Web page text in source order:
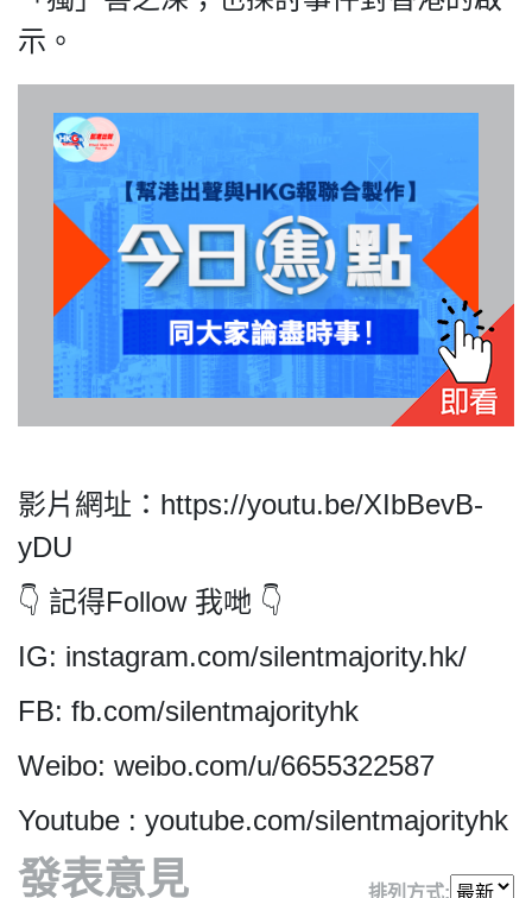
登記支持
聯絡我們
私
隱
政
策
及
責
聲
明
©
Silent
For
示。
影片網址：https://youtu.be/XIbBevB-
yDU
👇 記得Follow 我哋 👇
IG: instagram.com/silentmajority.hk/
FB: fb.com/silentmajorityhk
Weibo: weibo.com/u/6655322587
Youtube : youtube.com/silentmajorityhk
發表意見 排列方式: